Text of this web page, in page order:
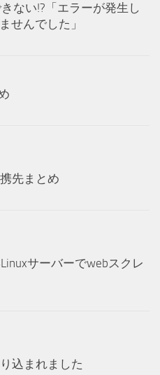
ない!?「エラーが発生し
せんでした」
先まとめ
サーバーでwebスクレ
込まれました